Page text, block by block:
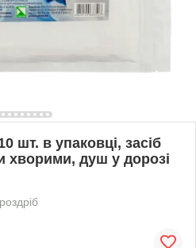
шт. в упаковці, засіб
хворими, душ у дорозі